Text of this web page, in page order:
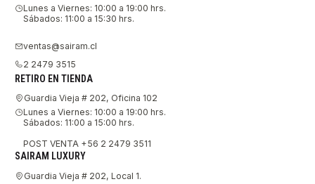
Lunes a Viernes: 10:00 a 19:00 hrs.
Sábados: 11:00 a 15:30 hrs.
ventas@sairam.cl
2 2479 3515
RETIRO EN TIENDA
Guardia Vieja # 202, Oficina 102
Lunes a Viernes: 10:00 a 19:00 hrs.
Sábados: 11:00 a 15:00 hrs.
POST VENTA +56 2 2479 3511
SAIRAM LUXURY
Guardia Vieja # 202, Local 1.